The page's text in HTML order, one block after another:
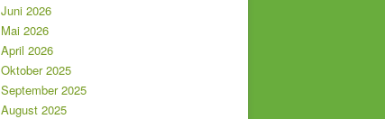
Juni 2026
Mai 2026
April 2026
Oktober 2025
September 2025
August 2025